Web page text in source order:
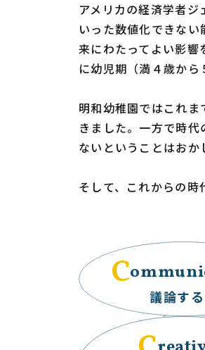
アメリカの経済学者
いった数値化できな
来にわたってよい影
に幼児期（満４歳から
明和幼稚園ではこれ
きました。一方で時
ないということはおか
そして、これからの時
C
議論す